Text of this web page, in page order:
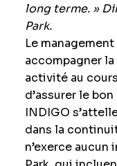
long terme. »
Park.
Le management
accompagner
activité au
d’assurer le
INDIGO
dans la
n’exerce aucun